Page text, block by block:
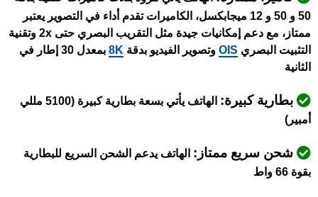
50 و 50 و 12 ميجابكسل، الكاميرات تقدم أداء في التصوير يعتبر
ممتاز، مع دعم إمكانيات جيدة مثل التقريب البصري حتى 2x وتقنية
التثبيت البصري OIS وتصوير الفيديو بدقة 8K
بمعدل 30 إطار في
الثانية
بطارية كبيرة:
الهاتف يأتي بسعة بطارية كبيرة (5100 مللي
أمبير)
شحن سريع ممتاز: الهاتف يدعم الشحن السريع للبطارية
بقوة 66 واط